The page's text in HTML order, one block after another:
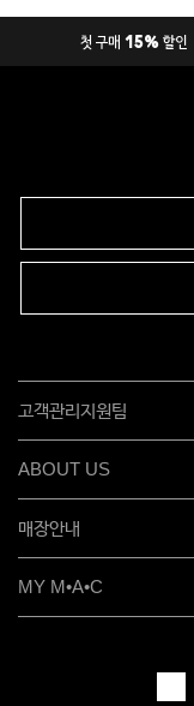
첫 구매 15% 할인
고객관리지원팀
ABOUT US
매장안내
MY M•A•C